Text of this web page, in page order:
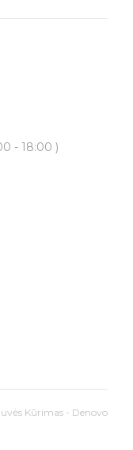
- 18:00 )
Kūrimas - Denovo